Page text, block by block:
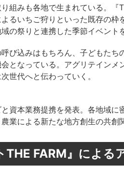
組みも各地で生まれている。『
るいちご狩りといった既存の
の祭りと連携した季節イベント
び込みはもちろん、子どもたち
となっている。アグリテインメ
世代へと伝わっていく。
資本業務提携を発表。各地域
業による新たな地方創生の共創
THE FARM』によ